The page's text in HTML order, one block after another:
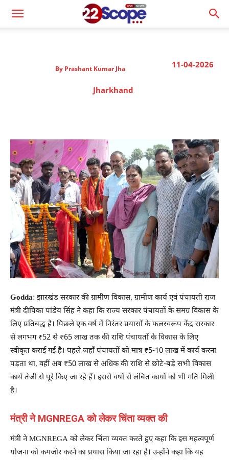
11-04-2026
By Prashant Kumar Jha
Jharkhand
Godda: झारखंड सरकार की ग्रामीण विकास, ग्रामीण कार्य एवं पंचायती राज
मंत्री दीपिका पांडेय सिंह ने कहा कि राज्य सरकार पंचायतों के समग्र विकास के
लिए प्रतिबद्ध है। पिछले एक वर्ष में निरंतर प्रयासों के फलस्वरूप केंद्र सरकार
से लगभग ₹52 से ₹65 लाख तक की राशि पंचायतों के विकास के लिए
स्वीकृत कराई गई है। पहले जहाँ पंचायतों को मात्र ₹5-10 लाख में कार्य करना
पड़ता था, वहीं अब ₹50 लाख से अधिक की राशि से छोटे-बड़े सभी विकास
कार्य तेजी से पूरे किए जा रहे हैं। इससे वर्षों से लंबित कार्यों को भी गति मिली
है।
मंत्री ने MGNREGA को लेकर चिंता व्यक्त की
मंत्री ने MGNREGA को लेकर चिंता व्यक्त करते हुए कहा कि इस महत्वपूर्ण
योजना को कमजोर करने का प्रयास किया जा रहा है। उन्होंने कहा कि यह